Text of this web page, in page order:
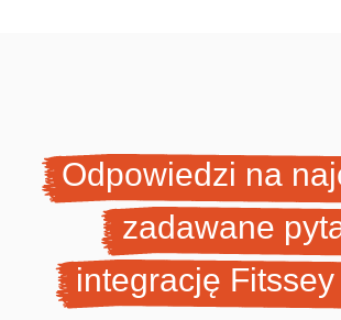
Odpowiedzi na
zadawane
integrację Fitssey